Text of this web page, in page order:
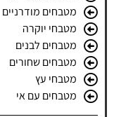
מטבחים מודרניים
מטבחי יוקרה
מטבחים לבנים
מטבחים שחורים
מטבחי עץ
מטבחים עם אי